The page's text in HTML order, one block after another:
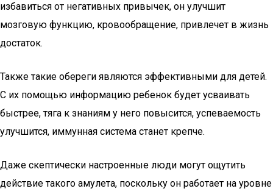
избавиться от негативных привычек, он улучшит
мозговую функцию, кровообращение, привлечет в жизнь
достаток.
Также такие обереги являются эффективными для детей.
С их помощью информацию ребенок будет усваивать
быстрее, тяга к знаниям у него повысится, успеваемость
улучшится, иммунная система станет крепче.
Даже скептически настроенные люди могут ощутить
действие такого амулета, поскольку он работает на уровне